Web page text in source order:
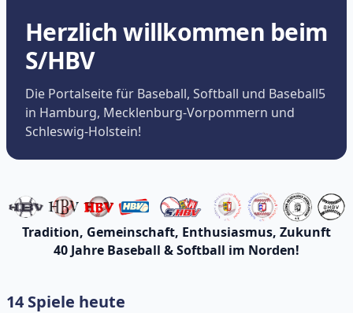
Herzlich willkommen beim
S/HBV
Die Portalseite für Baseball, Softball und Baseball5
in Hamburg, Mecklenburg-Vorpommern und
Schleswig-Holstein!
Tradition, Gemeinschaft, Enthusiasmus, Zukunft
40 Jahre Baseball & Softball im Norden!
14 Spiele heute